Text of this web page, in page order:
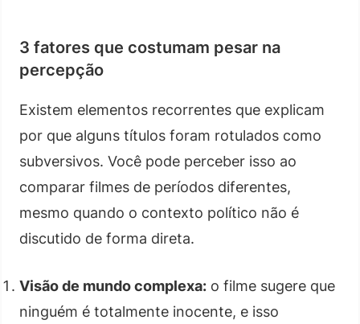
3 fatores que costumam pesar na
percepção
Existem elementos recorrentes que explicam
por que alguns títulos foram rotulados como
subversivos. Você pode perceber isso ao
comparar filmes de períodos diferentes,
mesmo quando o contexto político não é
discutido de forma direta.
Visão de mundo complexa: o filme sugere que
ninguém é totalmente inocente, e isso